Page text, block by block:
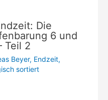
Die
6 und
Teil 2
Beyer, Endzeit,
sortiert